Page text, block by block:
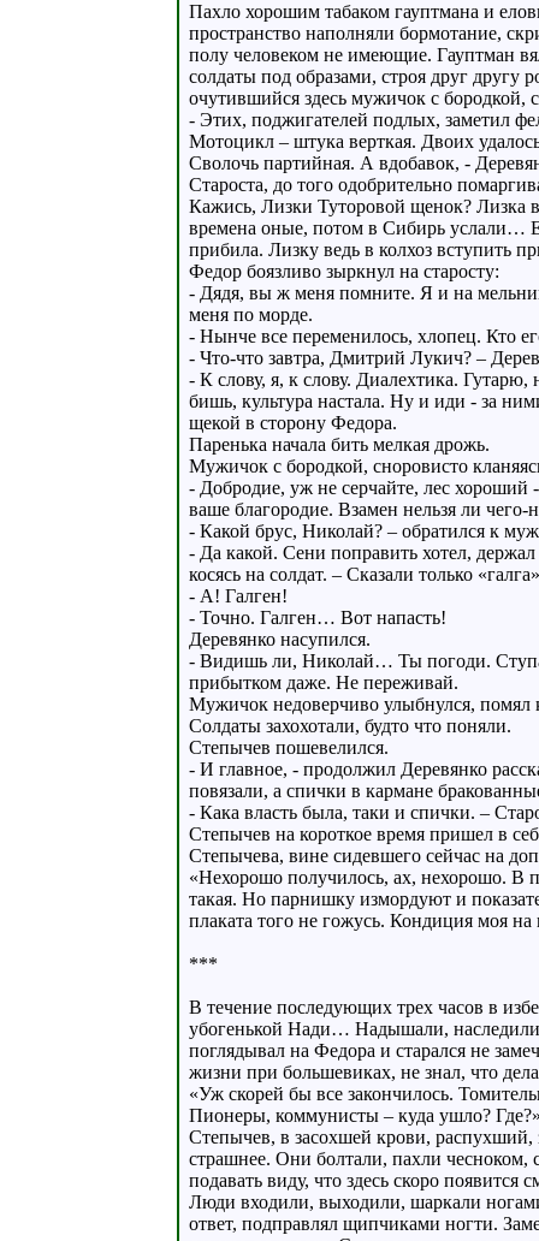
Пахло хорошим табаком гауптмана и
пространство наполняли бормотание,
полу человеком не имеющие. Гауптман
солдаты под образами, строя друг другу
очутившийся здесь мужичок с бородкой,
- Этих, поджигателей подлых, заметил
Мотоцикл – штука верткая. Двоих
Сволочь партийная. А вдобавок, -
Староста, до того одобрительно
Кажись, Лизки Туторовой щенок? Лизка
времена оные, потом в Сибирь услали…
прибила. Лизку ведь в колхоз вступить
Федор боязливо зыркнул на старосту:
- Дядя, вы ж меня помните. Я и на
меня по морде.
- Нынче все переменилось, хлопец. Кто
- Что-что завтра, Дмитрий Лукич? –
- К слову, я, к слову. Диалехтика.
бишь, культура настала. Ну и иди - за
щекой в сторону Федора.
Паренька начала бить мелкая дрожь.
Мужичок с бородкой, сноровисто
- Добродие, уж не серчайте, лес
ваше благородие. Взамен нельзя ли чего-
- Какой брус, Николай? – обратился к
- Да какой. Сени поправить хотел,
косясь на солдат. – Сказали только
- А! Галген!
- Точно. Галген… Вот напасть!
Деревянко насупился.
- Видишь ли, Николай… Ты погоди.
прибытком даже. Не переживай.
Мужичок недоверчиво улыбнулся, помял
Солдаты захохотали, будто что поняли.
Степычев пошевелился.
- И главное, - продолжил Деревянко
повязали, а спички в кармане
- Кака власть была, таки и спички. –
Степычев на короткое время пришел в
Степычева, вине сидевшего сейчас на
«Нехорошо получилось, ах, нехорошо. В
такая. Но парнишку измордуют и
плаката того не гожусь. Кондиция моя
***
В течение последующих трех часов в
убогенькой Нади… Надышали,
поглядывал на Федора и старался не
жизни при большевиках, не знал, что
«Уж скорей бы все закончилось.
Пионеры, коммунисты – куда ушло?
Степычев, в засохшей крови,
страшнее. Они болтали, пахли
подавать виду, что здесь скоро появится
Люди входили, выходили, шаркали
ответ, подправлял щипчиками ногти.